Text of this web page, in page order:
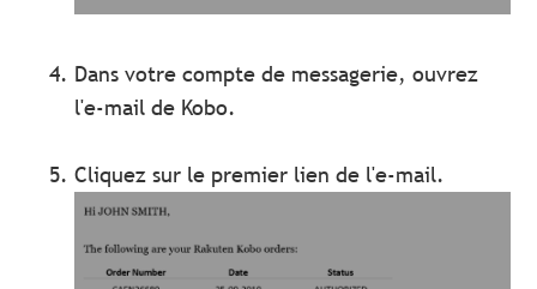
Dans votre compte de messagerie, ouvrez
l'e-mail de Kobo.
Cliquez sur le premier lien de l'e-mail.